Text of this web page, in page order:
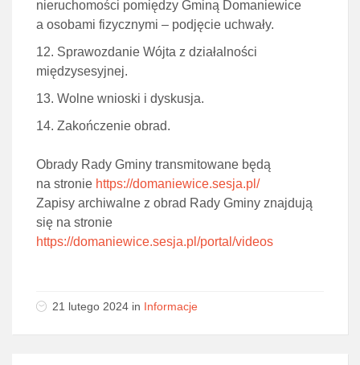
nieruchomości pomiędzy Gminą Domaniewice
a osobami fizycznymi – podjęcie uchwały.
Sprawozdanie Wójta z działalności
międzysesyjnej.
Wolne wnioski i dyskusja.
Zakończenie obrad.
Obrady Rady Gminy transmitowane będą
na stronie https://domaniewice.sesja.pl/
Zapisy archiwalne z obrad Rady Gminy znajdują
się na stronie
https://domaniewice.sesja.pl/portal/videos
21 lutego 2024 in Informacje